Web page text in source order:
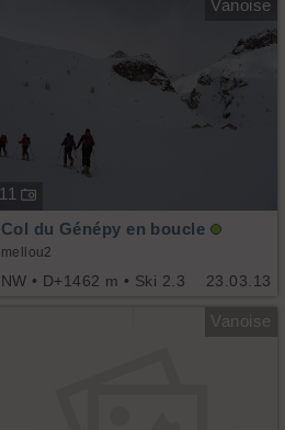
Vanoise
11
23.03.13
Col du Génépy en boucle
mellou2
NW • D+1462 m • Ski 2.3
Vanoise